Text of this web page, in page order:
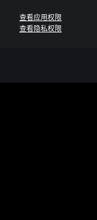
查看应用权限
查看隐私权限